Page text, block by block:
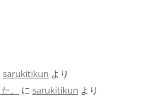
sarukitikun より
。
に sarukitikun より